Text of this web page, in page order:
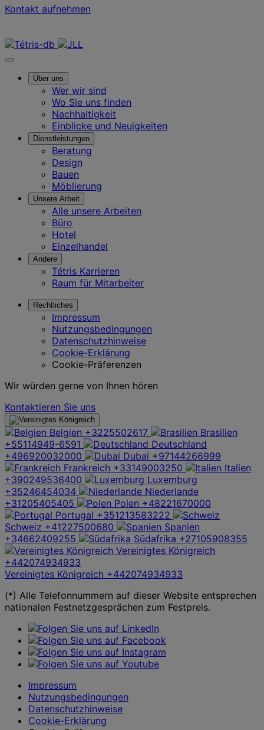
Kontakt aufnehmen
Über uns
Wer wir sind
Wo Sie uns finden
Nachhaltigkeit
Einblicke und Neuigkeiten
Dienstleistungen
Beratung
Design
Bauen
Möblierung
Unsere Arbeit
Alle unsere Arbeiten
Büro
Hotel
Einzelhandel
Andere
Tétris Karrieren
Raum für Mitarbeiter
Rechtliches
Impressum
Nutzungsbedingungen
Datenschutzhinweise
Cookie-Erklärung
Cookie-Präferenzen
Wir würden gerne von Ihnen hören
Kontaktieren Sie uns
Belgien +3225502617
Brasilien
+55114949-6591
Deutschland
+496920032000
Dubai +97144266999
Frankreich +33149003250
Italien
+390249536400
Luxemburg
+35246454034
Niederlande
+31205405405
Polen +48221670000
Portugal +351213583222
Schweiz +41227500680
Spanien
+34662409255
Südafrika +27105908355
Vereinigtes Königreich
+442074934933
Vereinigtes Königreich +442074934933
(*) Alle Telefonnummern auf dieser Website entsprechen
nationalen Festnetzgesprächen zum Festpreis.
Impressum
Nutzungsbedingungen
Datenschutzhinweise
Cookie-Erklärung